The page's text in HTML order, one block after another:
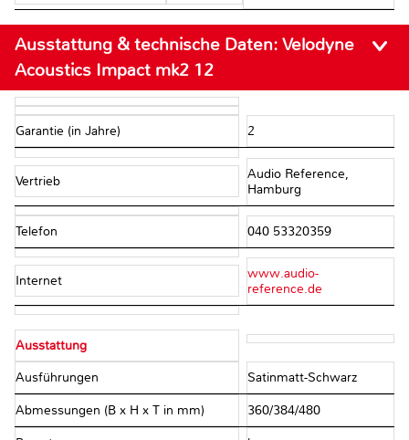
Ausstattung & technische Daten: Velodyne
Acoustics Impact mk2 12
Garantie (in Jahre) 2
Vertrieb
Audio Reference,
Hamburg
Telefon 040 53320359
Internet
www.audio-
reference.de
Ausstattung
Ausführungen Satinmatt-Schwarz
Abmessungen (B x H x T in mm) 360/384/480